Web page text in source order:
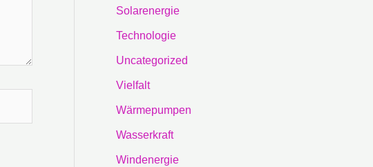
Solarenergie
Technologie
Uncategorized
Vielfalt
Wärmepumpen
Wasserkraft
Windenergie